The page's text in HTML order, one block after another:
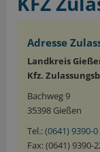
Adresse
Landkreis
Kfz.
Bachweg 9
35398 Gießen
Tel.:(0641) 9390-0
Fax: (0641) 9390-